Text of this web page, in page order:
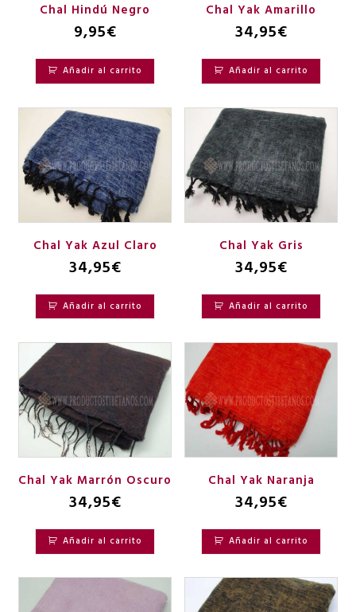
Chal Hindú Negro
9,95€
Añadir al carrito
Chal Yak Amarillo
34,95€
Añadir al carrito
Chal Yak Azul Claro
34,95€
Añadir al carrito
Chal Yak Gris
34,95€
Añadir al carrito
Chal Yak Marrón Oscuro
34,95€
Añadir al carrito
Chal Yak Naranja
34,95€
Añadir al carrito